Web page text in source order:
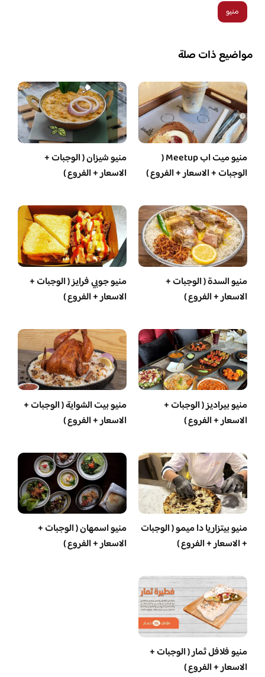
منيو
مواضيع ذات صلة
منيو ميت اب Meetup (
الوجبات + الاسعار + الفروع )
منيو شيزان ( الوجبات +
الاسعار + الفروع )
منيو السدة ( الوجبات +
الاسعار + الفروع )
منيو جوبي فرايز ( الوجبات +
الاسعار + الفروع )
منيو بيراديز ( الوجبات +
الاسعار + الفروع )
منيو بيت الشواية ( الوجبات +
الاسعار + الفروع )
منيو بيتزاريا دا ميمو ( الوجبات
+ الاسعار + الفروع )
منيو اسمهان ( الوجبات +
الاسعار + الفروع )
منيو فلافل ثمار ( الوجبات +
الاسعار + الفروع )